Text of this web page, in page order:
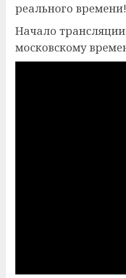
реального времени!
Начало трансляции
московскому